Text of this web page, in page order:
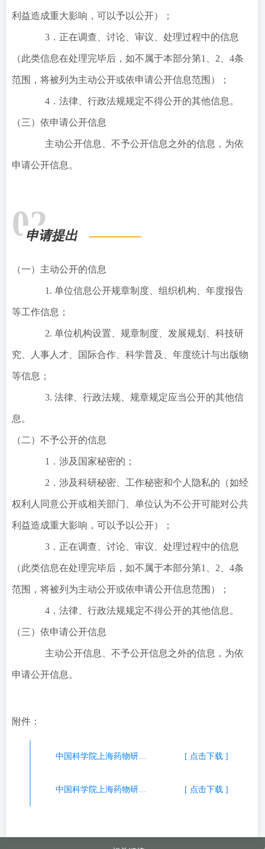
利益造成重大影响，可以予以公开）；
3．正在调查、讨论、审议、处理过程中的信息
（此类信息在处理完毕后，如不属于本部分第1、2、4条
范围，将被列为主动公开或依申请公开信息范围）；
4．法律、行政法规规定不得公开的其他信息。
（三）依申请公开信息
主动公开信息、不予公开信息之外的信息，为依
申请公开信息。
02
申请提出
（一）主动公开的信息
1. 单位信息公开规章制度、组织机构、年度报告
等工作信息；
2. 单位机构设置、规章制度、发展规划、科技研
究、人事人才、国际合作、科学普及、年度统计与出版物
等信息；
3. 法律、行政法规、规章规定应当公开的其他信
息。
（二）不予公开的信息
1．涉及国家秘密的；
2．涉及科研秘密、工作秘密和个人隐私的（如经
权利人同意公开或相关部门、单位认为不公开可能对公共
利益造成重大影响，可以予以公开）；
3．正在调查、讨论、审议、处理过程中的信息
（此类信息在处理完毕后，如不属于本部分第1、2、4条
范围，将被列为主动公开或依申请公开信息范围）；
4．法律、行政法规规定不得公开的其他信息。
（三）依申请公开信息
主动公开信息、不予公开信息之外的信息，为依
申请公开信息。
附件：
中国科学院上海药物研究所信息公开申请表（公民申请表）（点击下载）.docx [ 点击下载 ]
中国科学院上海药物研究所信息公开申请表（法人其他组织申请表）（点击下载）.docx [ 点击下载 ]